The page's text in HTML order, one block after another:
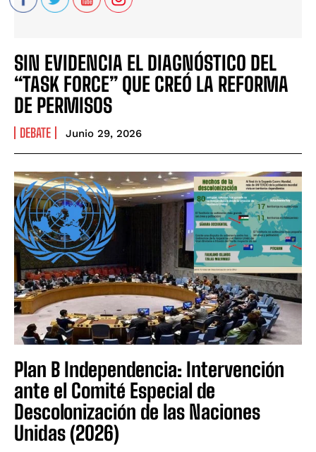
SIN EVIDENCIA EL DIAGNÓSTICO DEL
“TASK FORCE” QUE CREÓ LA REFORMA
DE PERMISOS
DEBATE Junio 29, 2026
Plan B Independencia: Intervención
ante el Comité Especial de
Descolonización de las Naciones
Unidas (2026)